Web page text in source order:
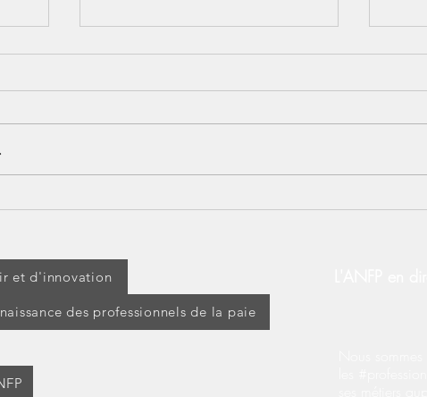
et d'innovation
des professionnels de la paie